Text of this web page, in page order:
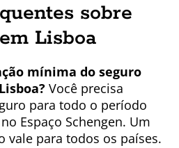
sobre
Lisboa
mínima do seguro
Você precisa
para todo o período
Espaço Schengen. Um
vale para todos os países.